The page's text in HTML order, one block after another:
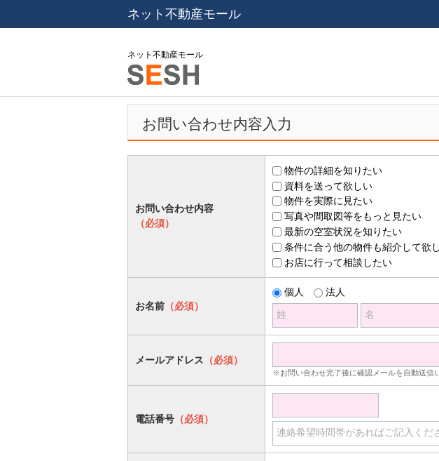
ネット不動産モール
ネット不動産モール
お問い合わせ内容入力
お問い合わせ内容
（必須）
物件の詳細を知りたい
資料を送って欲しい
物件を実際に見たい
写真や間取図等をもっと見たい
最新の空室状況を知りたい
条件に合う他の物件も紹介して欲
お店に行って相談したい
お名前 （必須）
個人
法人
姓
名
メールアドレス （必須）
※お問い合わせ完了後に確認メールを自動送信
電話番号 （必須）
連絡希望時間帯があればご記入くだ